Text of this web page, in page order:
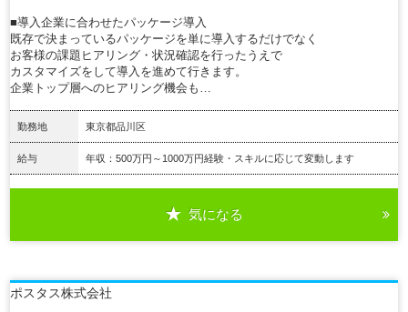
■導入企業に合わせたパッケージ導入
既存で決まっているパッケージを単に導入するだけでなく
お客様の課題ヒアリング・状況確認を行ったうえで
カスタマイズをして導入を進めて行きます。
企業トップ層へのヒアリング機会も…
勤務地 東京都品川区
給与 年収：500万円～1000万円経験・スキルに応じて変動します
気になる
ポスタス株式会社